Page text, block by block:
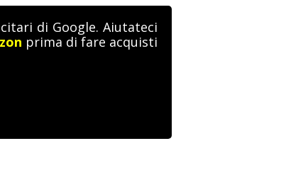
di Google. Aiutateci
prima di fare acquisti